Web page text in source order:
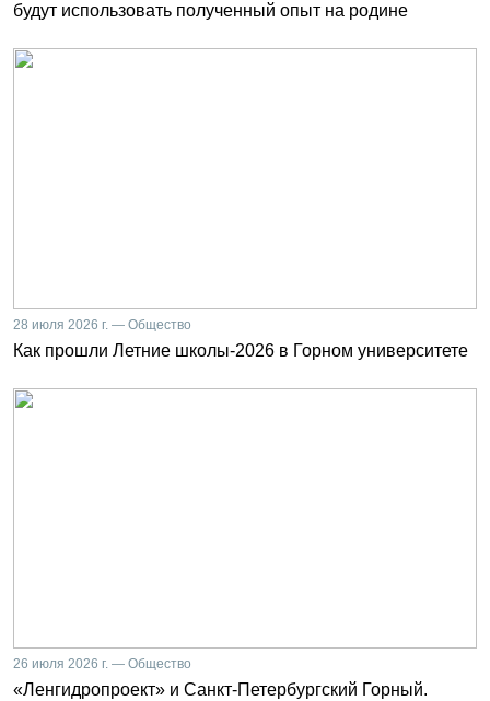
будут использовать полученный опыт на родине
28 июля 2026 г. — Общество
Как прошли Летние школы-2026 в Горном университете
26 июля 2026 г. — Общество
«Ленгидропроект» и Санкт-Петербургский Горный.